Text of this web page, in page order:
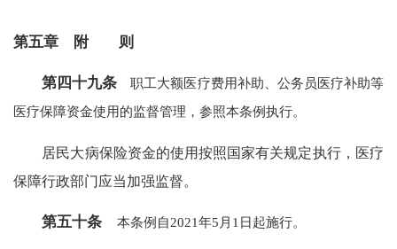
第五章 附 则
第四十九条 职工大额医疗费用补助、公务员医疗补助等
医疗保障资金使用的监督管理，参照本条例执行。
居民大病保险资金的使用按照国家有关规定执行，医疗
保障行政部门应当加强监督。
第五十条本条例自2021年5月1日起施行。